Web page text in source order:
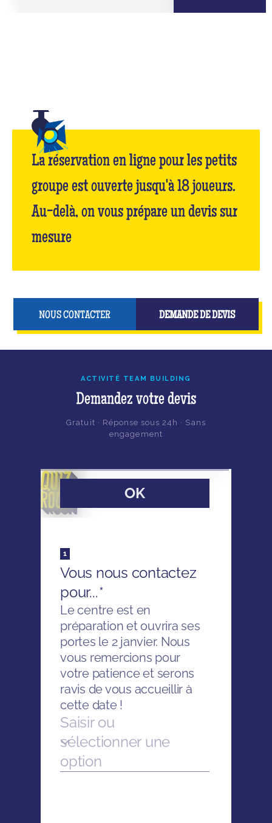
La réservation en ligne pour les petits
groupe est ouverte jusqu'à 18 joueurs.
Au-delà, on vous prépare un devis sur
mesure
NOUS CONTACTER DEMANDE DE DEVIS
ACTIVITÉ TEAM BUILDING
Demandez votre devis
Gratuit · Réponse sous 24h · Sans
engagement